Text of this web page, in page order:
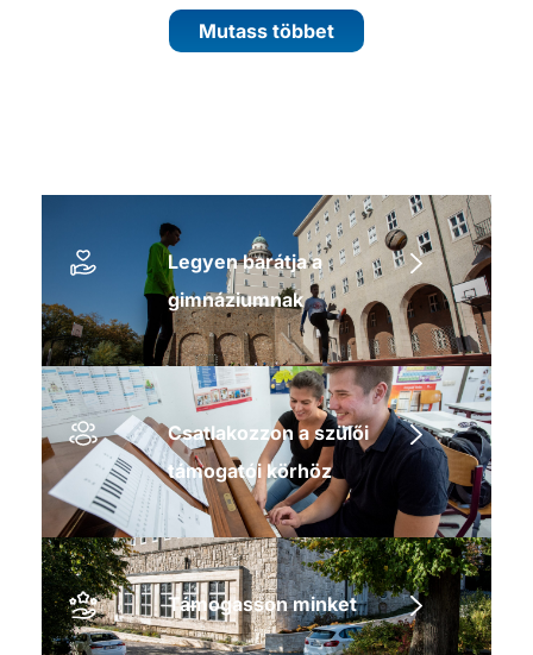
Mutass többet
Legyen barátja a
gimnáziumnak
Csatlakozzon a szülői
támogatói körhöz
Támogasson minket